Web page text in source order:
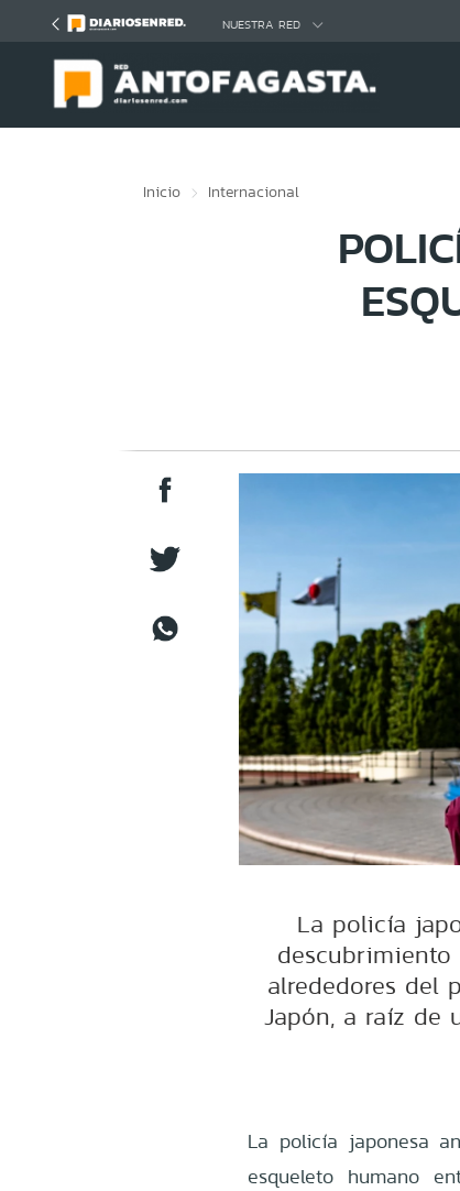
NUESTRA RED
Inicio Internacional
La policía
alrededores del
Japón, a raíz de
La policía japonesa
esqueleto humano